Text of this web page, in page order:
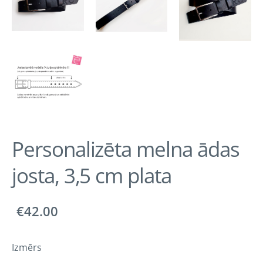
Personalizēta melna ādas
josta, 3,5 cm plata
€42.00
Izmērs